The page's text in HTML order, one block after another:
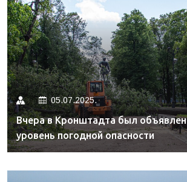
05.07.2025.
Вчера в Кронштадта был
уровень погодной опасности